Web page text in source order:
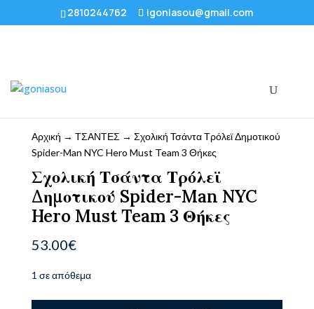
2810244762 igoniasou@gmail.com
Αρχική → ΤΣΑΝΤΕΣ → Σχολική Τσάντα Τρόλεϊ Δημοτικού
Spider-Man NYC Hero Must Team 3 Θήκες
Σχολική Τσάντα Τρόλεϊ
Δημοτικού Spider-Man NYC
Hero Must Team 3 Θήκες
53.00€
1 σε απόθεμα